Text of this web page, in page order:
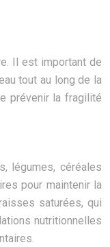
Il est important de
tout au long de la
prévenir la fragilité
légumes, céréales
pour maintenir la
saturées, qui
nutritionnelles